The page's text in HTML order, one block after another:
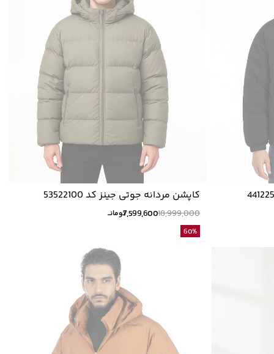
کاپشن مردانه جوتی جینز کد 53522100
18,999,000
7,599,600تومانــ
60%